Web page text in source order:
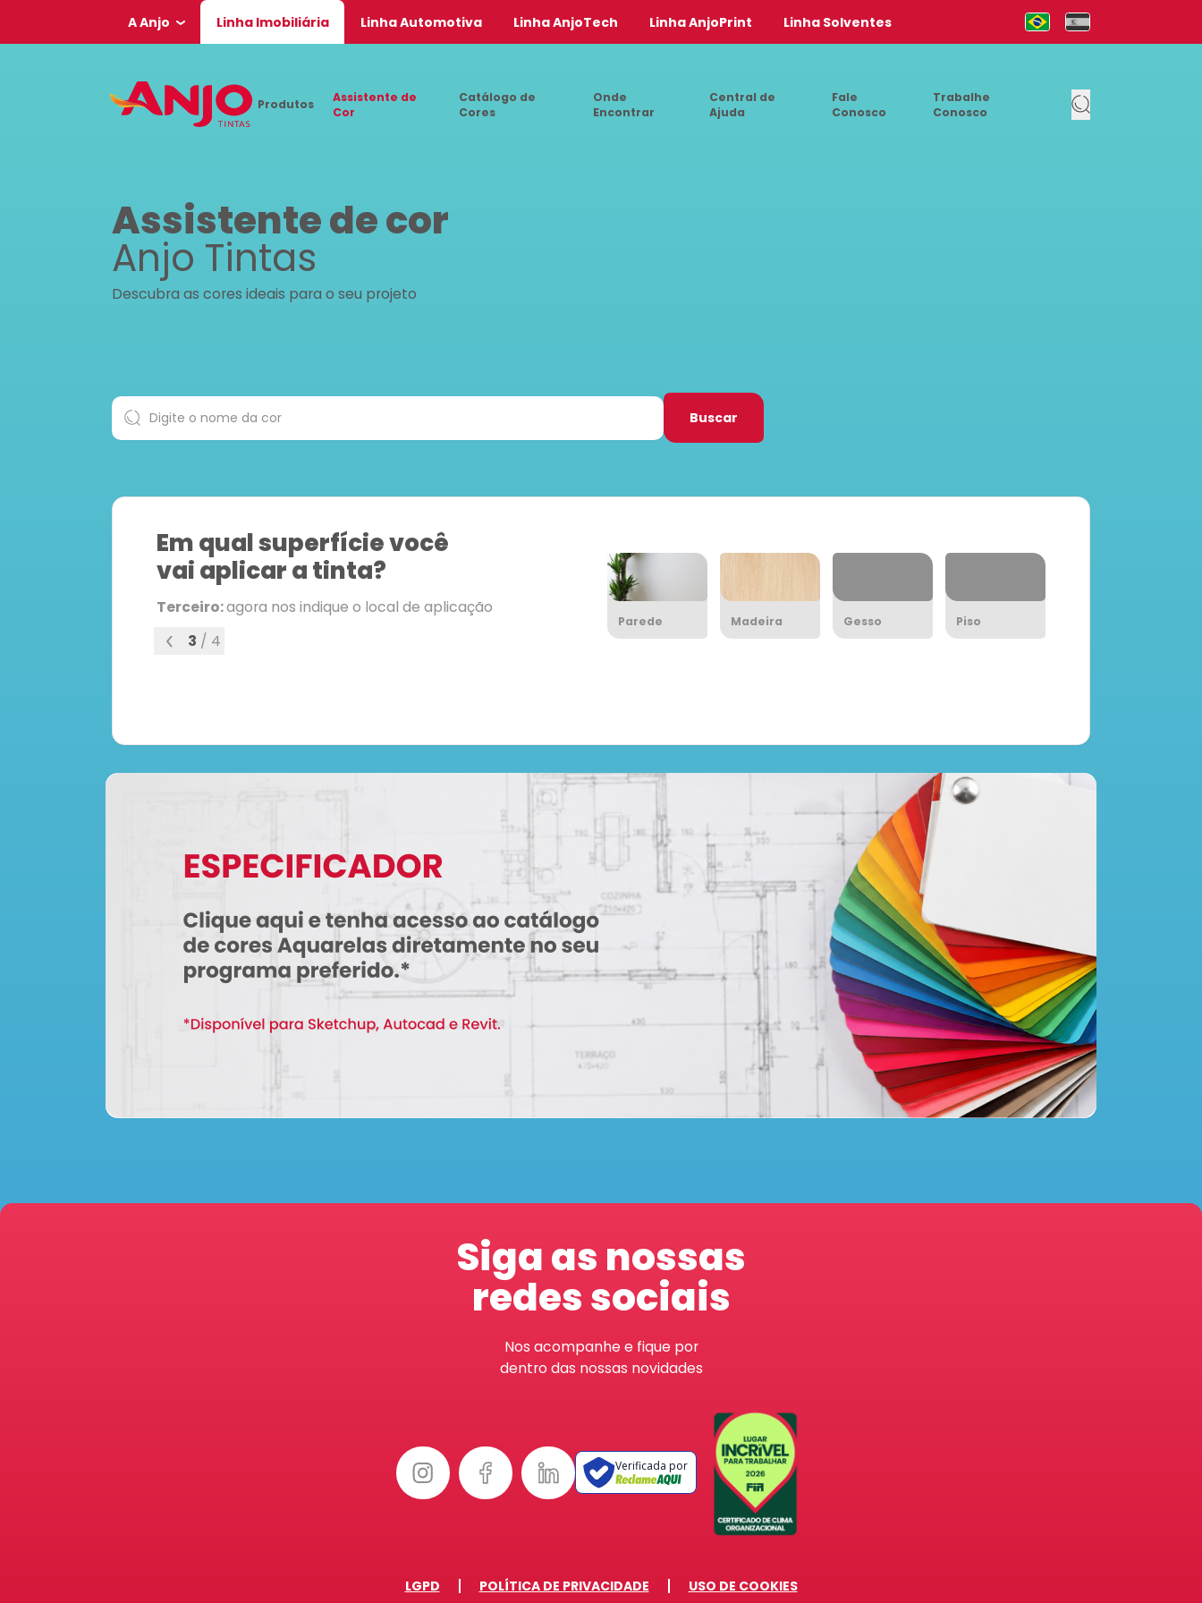
A Anjo Linha Imobiliária Linha Automotiva Linha AnjoTech Linha AnjoPrint
Linha Solventes
Produtos
Assistente de
Cor
Catálogo de
Cores
Onde
Encontrar
Central de
Ajuda
Fale
Conosco
Trabalhe
Conosco
Assistente de cor
Anjo Tintas
Descubra as cores ideais para o seu projeto
Buscar
3 / 4
Em qual superfície você
vai aplicar a tinta?
Terceiro:agora nos indique o local de aplicação
Parede Madeira Gesso Piso
Siga as nossas
redes sociais
Nos acompanhe e fique por
dentro das nossas novidades
Verificada por
LGPD POLÍTICA DE PRIVACIDADE USO DE COOKIES